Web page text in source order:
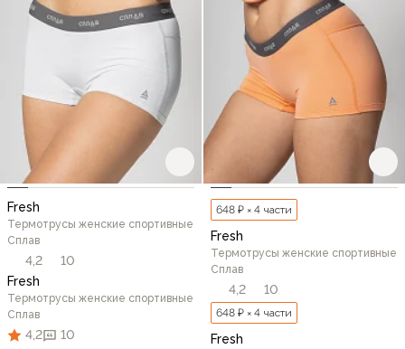
Fresh
Термотрусы женские спортивные
Сплав
4,2
10
Fresh
Термотрусы женские спортивные
Сплав
4,2 10
648 ₽ × 4 части
Fresh
Термотрусы женские спортивные
Сплав
4,2 10
648 ₽ × 4 части
Fresh